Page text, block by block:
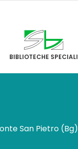
BIBLIOTECHE SPECIALI
San Pietro (Bg)